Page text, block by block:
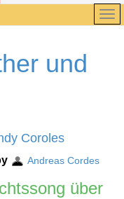
und
Coroles
Andreas Cordes
über